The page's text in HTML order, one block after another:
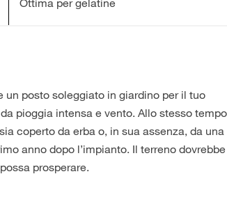
posto soleggiato in giardino per il tuo
pioggia intensa e vento. Allo stesso
coperto da erba o, in sua assenza, da una
anno dopo l’impianto. Il terreno
prosperare.